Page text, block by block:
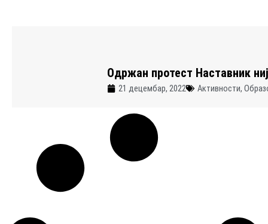
Одржан протест Наставник
21 децембар, 2022 Активности,